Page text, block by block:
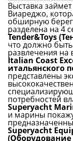
Выставка
Виареджо,
обширную
разделена на 4
Tender&Toys
что должно
развлечения на
Italian Coast
итальянского
представлены
потребностей
Superyacht
и марины
Superyacht
(Оборудование